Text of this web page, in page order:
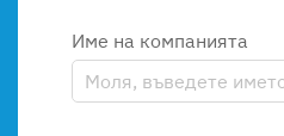
Име на компанията